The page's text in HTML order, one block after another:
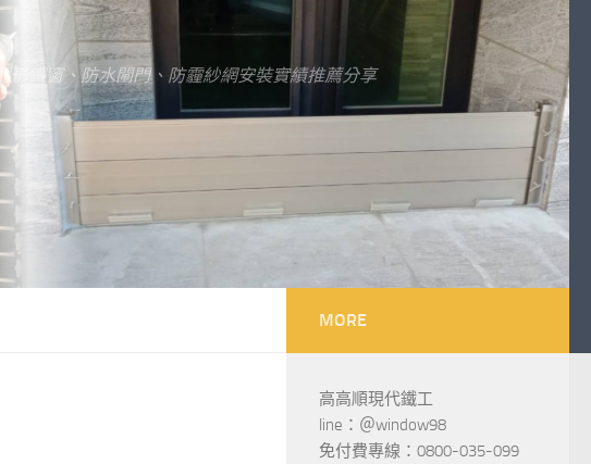
隱形鐵窗、防水閘門、防霾紗網安裝實績推薦分享
MORE
高高順現代鐵工
line：＠window98
免付費專線：0800-035-099